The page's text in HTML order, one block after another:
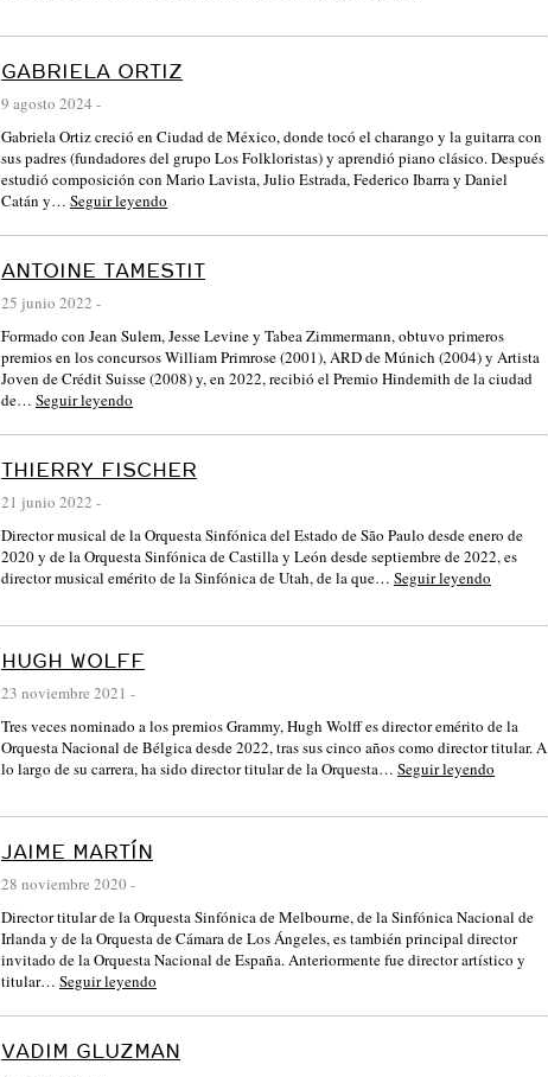
GABRIELA ORTIZ
9 agosto 2024 -
Gabriela Ortiz creció en Ciudad de México, donde tocó el charango y la guitarra con
sus padres (fundadores del grupo Los Folkloristas) y aprendió piano clásico. Después
estudió composición con Mario Lavista, Julio Estrada, Federico Ibarra y Daniel
Catán y… Seguir leyendo
ANTOINE TAMESTIT
25 junio 2022 -
Formado con Jean Sulem, Jesse Levine y Tabea Zimmermann, obtuvo primeros
premios en los concursos William Primrose (2001), ARD de Múnich (2004) y Artista
Joven de Crédit Suisse (2008) y, en 2022, recibió el Premio Hindemith de la ciudad
de… Seguir leyendo
THIERRY FISCHER
21 junio 2022 -
Director musical de la Orquesta Sinfónica del Estado de São Paulo desde enero de
2020 y de la Orquesta Sinfónica de Castilla y León desde septiembre de 2022, es
director musical emérito de la Sinfónica de Utah, de la que… Seguir leyendo
HUGH WOLFF
23 noviembre 2021 -
Tres veces nominado a los premios Grammy, Hugh Wolff es director emérito de la
Orquesta Nacional de Bélgica desde 2022, tras sus cinco años como director titular. A
lo largo de su carrera, ha sido director titular de la Orquesta… Seguir leyendo
JAIME MARTÍN
28 noviembre 2020 -
Director titular de la Orquesta Sinfónica de Melbourne, de la Sinfónica Nacional de
Irlanda y de la Orquesta de Cámara de Los Ángeles, es también principal director
invitado de la Orquesta Nacional de España. Anteriormente fue director artístico y
titular… Seguir leyendo
VADIM GLUZMAN